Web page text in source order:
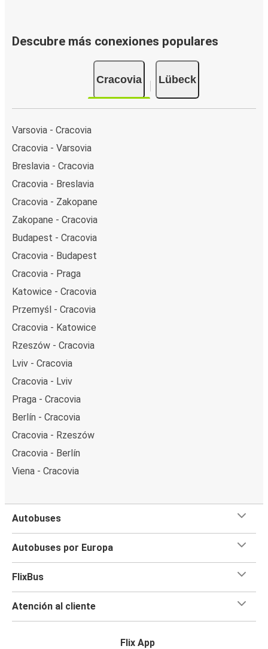
Descubre más conexiones populares
Cracovia Lübeck
Varsovia - Cracovia
Cracovia - Varsovia
Breslavia - Cracovia
Cracovia - Breslavia
Cracovia - Zakopane
Zakopane - Cracovia
Budapest - Cracovia
Cracovia - Budapest
Cracovia - Praga
Katowice - Cracovia
Przemyśl - Cracovia
Cracovia - Katowice
Rzeszów - Cracovia
Lviv - Cracovia
Cracovia - Lviv
Praga - Cracovia
Berlín - Cracovia
Cracovia - Rzeszów
Cracovia - Berlín
Viena - Cracovia
Autobuses
Autobuses por Europa
FlixBus
Atención al cliente
Flix App